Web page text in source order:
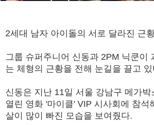
2세대 남자 아이돌의 서로 달라진 근
그룹 슈퍼주니어 신동과 2PM 닉쿤이
는 체형의 근황을 전해 눈길을 끌고 있
신동은 지난 11일 서울 강남구 메가박
열린 영화 '마이클' VIP 시사회에 참석
살이 많이 빠진 모습을 보여줬다.